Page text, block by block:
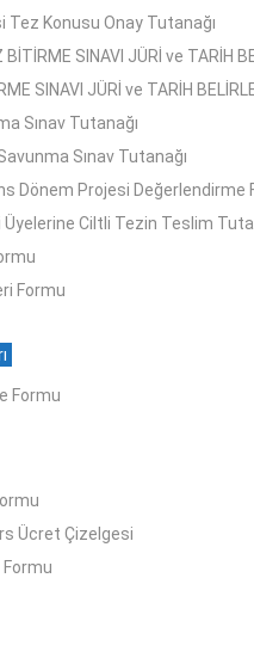
Konusu Onay Tutanağı
BİTİRME SINAVI JÜRİ ve TARİH
SINAVI JÜRİ ve TARİH
Sınav Tutanağı
Sınav Tutanağı
Dönem Projesi Değerlendirme
Ciltli Tezin Teslim
Formu
Formu
Ücret Çizelgesi